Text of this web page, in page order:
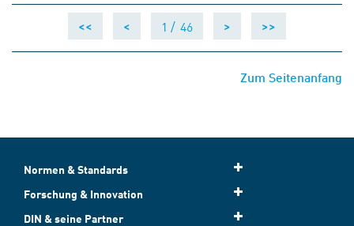
<< < 1 / 46 > >>
Zum Seitenanfang
Normen & Standards
Forschung & Innovation
DIN & seine Partner